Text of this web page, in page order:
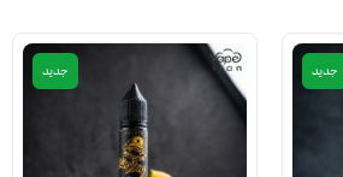
جدید جدید